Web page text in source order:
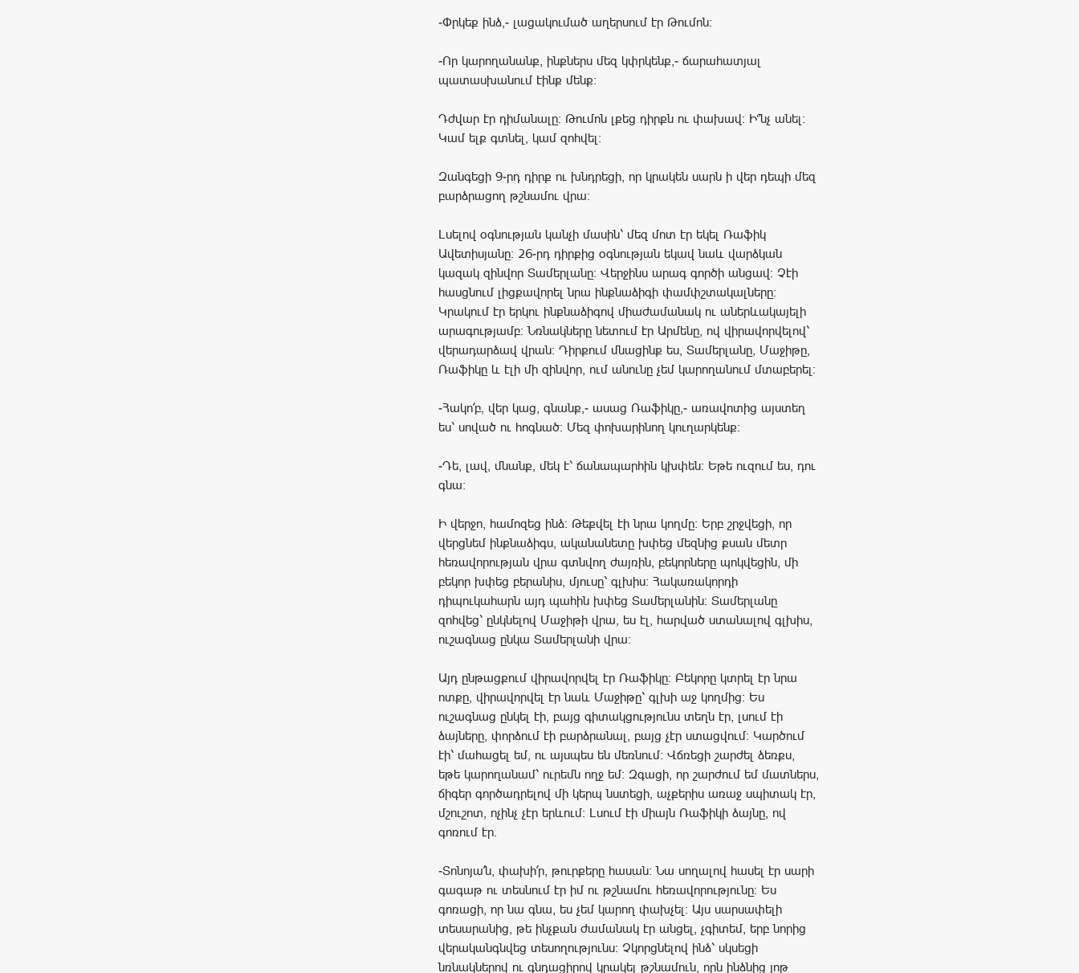
-Փրկեք ինձ,- լացակումած աղերսում էր Թումոն:
-Որ կարողանանք, ինքներս մեզ կփրկենք,- ճարահատյալ
պատասխանում էինք մենք:
Դժվար էր դիմանալը: Թումոն լքեց դիրքն ու փախավ: Ի՞նչ անել:
Կամ ելք գտնել, կամ զոհվել:
Զանգեցի 9-րդ դիրք ու խնդրեցի, որ կրակեն սարն ի վեր դեպի մեզ
բարձրացող թշնամու վրա:
Լսելով օգնության կանչի մասին՝ մեզ մոտ էր եկել Ռաֆիկ
Ավետիսյանը: 26-րդ դիրքից օգնության եկավ նաև վարձկան
կազակ զինվոր Տամերլանը: Վերջինս արագ գործի անցավ: Չէի
հասցնում լիցքավորել նրա ինքնաձիգի փամփշտակալները:
Կրակում էր երկու ինքնաձիգով միաժամանակ ու աներևակայելի
արագությամբ: Նռնակները նետում էր Արմենը, ով վիրավորվելով՝
վերադարձավ վրան: Դիրքում մնացինք ես, Տամերլանը, Մաջիթը,
Ռաֆիկը և էլի մի զինվոր, ում անունը չեմ կարողանում մտաբերել:
-Հակո՛բ, վեր կաց, գնանք,- ասաց Ռաֆիկը,- առավոտից այստեղ
ես՝ սոված ու հոգնած: Մեզ փոխարինող կուղարկենք:
-Դե, լավ, մնանք, մեկ է՝ ճանապարհին կխփեն: Եթե ուզում ես, դու
գնա:
Ի վերջո, համոզեց ինձ: Թեքվել էի նրա կողմը: Երբ շրջվեցի, որ
վերցնեմ ինքնաձիգս, ականանետը խփեց մեզնից քսան մետր
հեռավորության վրա գտնվող ժայռին, բեկորները պոկվեցին, մի
բեկոր խփեց բերանիս, մյուսը՝ գլխիս: Հակառակորդի
դիպուկահարն այդ պահին խփեց Տամերլանին: Տամերլանը
զոհվեց՝ ընկնելով Մաջիթի վրա, ես էլ, հարված ստանալով գլխիս,
ուշագնաց ընկա Տամերլանի վրա:
Այդ ընթացքում վիրավորվել էր Ռաֆիկը: Բեկորը կտրել էր նրա
ոտքը, վիրավորվել էր նաև Մաջիթը՝ գլխի աջ կողմից: Ես
ուշագնաց ընկել էի, բայց գիտակցությունս տեղն էր, լսում էի
ձայները, փորձում էի բարձրանալ, բայց չէր ստացվում: Կարծում
էի՝ մահացել եմ, ու այսպես են մեռնում: Վճռեցի շարժել ձեռքս,
եթե կարողանամ՝ ուրեմն ողջ եմ: Զգացի, որ շարժում եմ մատներս,
ճիգեր գործադրելով մի կերպ նստեցի, աչքերիս առաջ սպիտակ էր,
մշուշոտ, ոչինչ չէր երևում: Լսում էի միայն Ռաֆիկի ձայնը, ով
գոռում էր.
-Տոնոյա՛ն, փախի՛ր, թուրքերը հասան: Նա սողալով հասել էր սարի
գագաթ ու տեսնում էր իմ ու թշնամու հեռավորությունը: Ես
գոռացի, որ նա գնա, ես չեմ կարող փախչել: Այս սարսափելի
տեսարանից, թե ինչքան ժամանակ էր անցել, չգիտեմ, երբ նորից
վերականգնվեց տեսողությունս: Չկորցնելով ինձ՝ սկսեցի
նռնակներով ու գնդացիրով կրակել թշնամուն, որն ինձնից յոթ